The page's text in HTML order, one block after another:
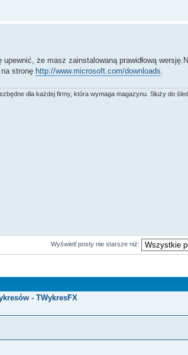
że masz zainstalowaną prawidłową
stronę http://www.microsoft.com/downloads
dla każdej firmy, która wymaga magazynu. Służy do
Wyświetl posty nie starsze niż:
- TWykresFX